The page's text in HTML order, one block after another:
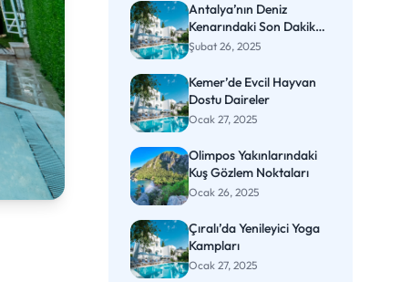
Antalya’nın Deniz
Kenarındaki Son Dakika
Otelleri
Şubat 26, 2025
Kemer’de Evcil Hayvan
Dostu Daireler
Ocak 27, 2025
Olimpos Yakınlarındaki
Kuş Gözlem Noktaları
Ocak 26, 2025
Çıralı’da Yenileyici Yoga
Kampları
Ocak 27, 2025